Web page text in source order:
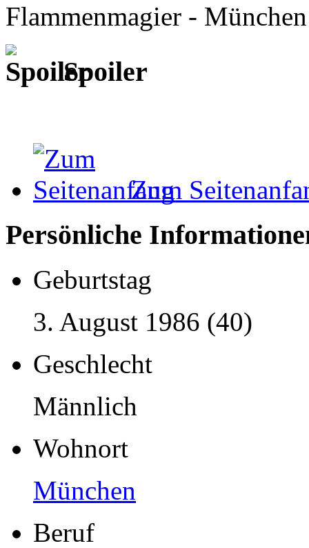
Flammenmagier - München
Spoiler
Zum
Persönliche
Geburtstag
3. August 1986 (40)
Geschlecht
Männlich
Wohnort
München
Beruf